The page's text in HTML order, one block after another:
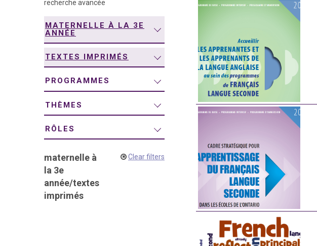
recherche avancée
MATERNELLE À LA 3E
ANNÉE
TEXTES IMPRIMÉS
PROGRAMMES
THÈMES
RÔLES
maternelle à
la 3e
année/textes
imprimés
Clear filters